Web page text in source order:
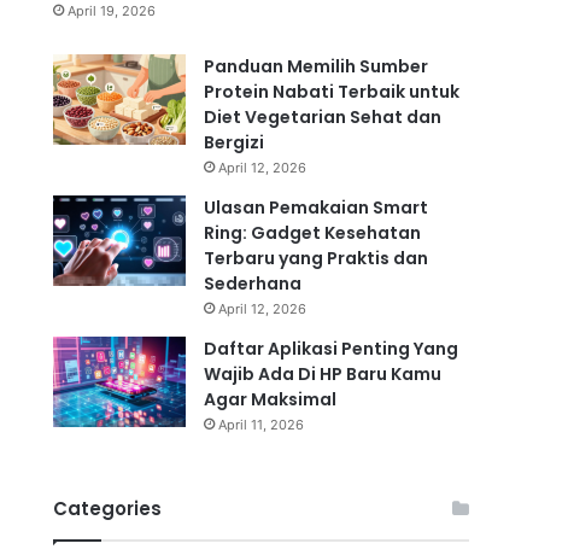
April 19, 2026
Panduan Memilih Sumber
Protein Nabati Terbaik untuk
Diet Vegetarian Sehat dan
Bergizi
April 12, 2026
Ulasan Pemakaian Smart
Ring: Gadget Kesehatan
Terbaru yang Praktis dan
Sederhana
April 12, 2026
Daftar Aplikasi Penting Yang
Wajib Ada Di HP Baru Kamu
Agar Maksimal
April 11, 2026
Categories